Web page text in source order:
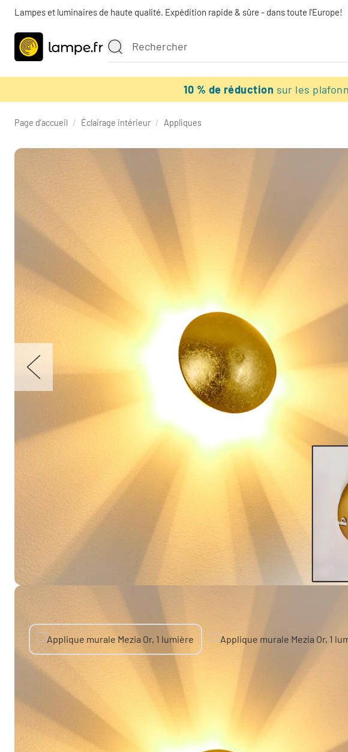
Lampes et luminaires de haute qualité. Expédition rapide & sûre - dans toute l'Europe!
10 % de réduction sur les
Page d’accueil / Éclairage intérieur / Appliques
Autres produits similaires